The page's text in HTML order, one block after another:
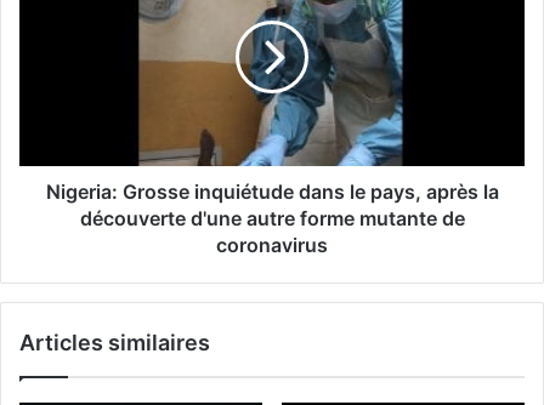
Nigeria: Grosse inquiétude dans le pays, après la
découverte d'une autre forme mutante de
coronavirus
Articles similaires